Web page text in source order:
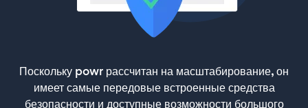
Поскольку powr рассчитан на масштабирование, он
имеет самые передовые встроенные средства
безопасности и доступные возможности большого